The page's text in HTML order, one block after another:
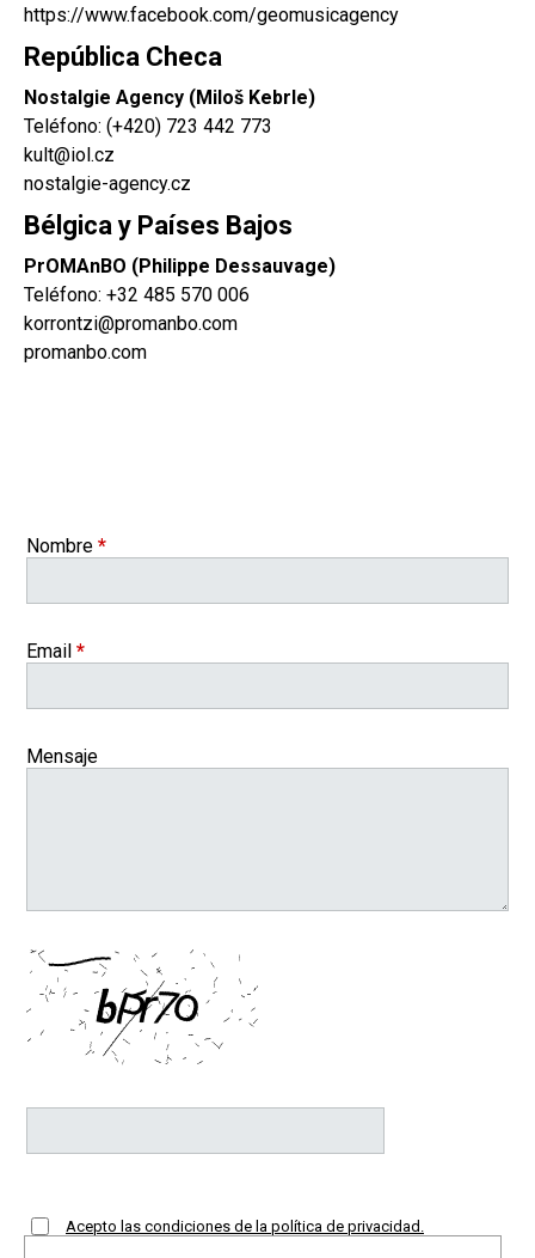
https://www.facebook.com/geomusicagency
República Checa
Nostalgie Agency (Miloš Kebrle)
Teléfono: (+420) 723 442 773
kult@iol.cz
nostalgie-agency.cz
Bélgica y Países Bajos
PrOMAnBO (Philippe Dessauvage)
Teléfono: +32 485 570 006
korrontzi@promanbo.com
promanbo.com
Nombre *
Email *
Mensaje
Acepto las condiciones de la política de privacidad.